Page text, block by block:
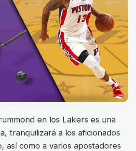
en los Lakers es una
tranquilizará a los aficionados
así como a varios apostadores